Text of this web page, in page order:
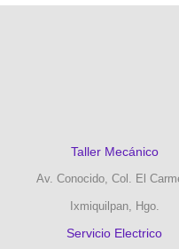
Taller Mecánico
Av. Conocido, Col. El
Ixmiquilpan, Hgo.
Servicio Electrico